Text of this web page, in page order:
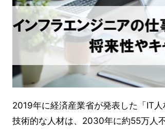
2019年に経済産業省が発表した「IT
技術的な人材は、2030年に約55万人